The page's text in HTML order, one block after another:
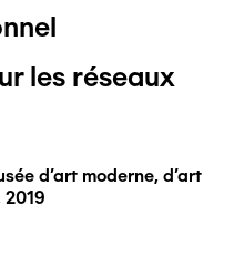
les réseaux
d'art moderne, d'art